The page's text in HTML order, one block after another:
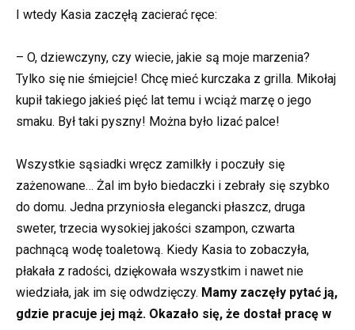
I wtedy Kasia zaczęłą zacierać ręce:
– O, dziewczyny, czy wiecie, jakie są moje marzenia?
Tylko się nie śmiejcie! Chcę mieć kurczaka z grilla. Mikołaj
kupił takiego jakieś pięć lat temu i wciąż marzę o jego
smaku. Był taki pyszny! Można było lizać palce!
Wszystkie sąsiadki wręcz zamilkły i poczuły się
zażenowane… Żal im było biedaczki i zebrały się szybko
do domu. Jedna przyniosła elegancki płaszcz, druga
sweter, trzecia wysokiej jakości szampon, czwarta
pachnącą wodę toaletową. Kiedy Kasia to zobaczyła,
płakała z radości, dziękowała wszystkim i nawet nie
wiedziała, jak im się odwdzięczy. Mamy zaczęły pytać ją,
gdzie pracuje jej mąż. Okazało się, że dostał pracę w